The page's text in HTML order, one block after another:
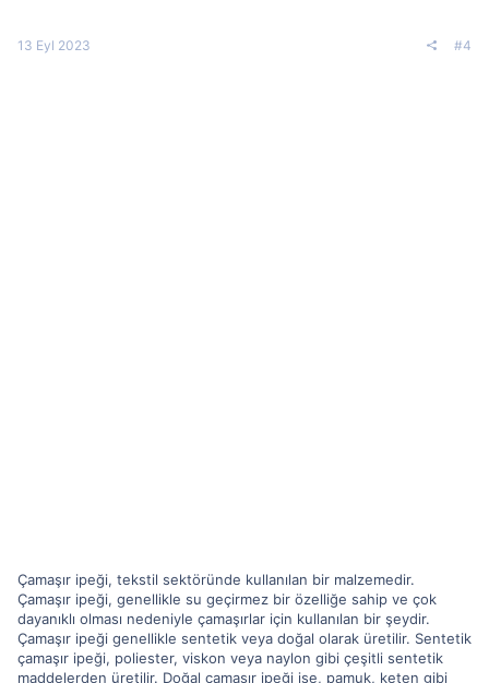
13 Eyl 2023 #4
Çamaşır ipeği, tekstil sektöründe kullanılan bir malzemedir.
Çamaşır ipeği, genellikle su geçirmez bir özelliğe sahip ve çok
dayanıklı olması nedeniyle çamaşırlar için kullanılan bir şeydir.
Çamaşır ipeği genellikle sentetik veya doğal olarak üretilir. Sentetik
çamaşır ipeği, poliester, viskon veya naylon gibi çeşitli sentetik
maddelerden üretilir. Doğal çamaşır ipeği ise, pamuk, keten gibi